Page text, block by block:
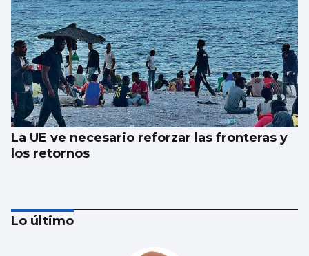
La UE ve necesario reforzar las fronteras y
los retornos
Lo último